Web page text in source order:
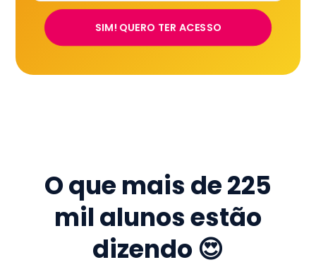
SIM! QUERO TER ACESSO
O que mais de225
mil alunos estão
dizendo 😍